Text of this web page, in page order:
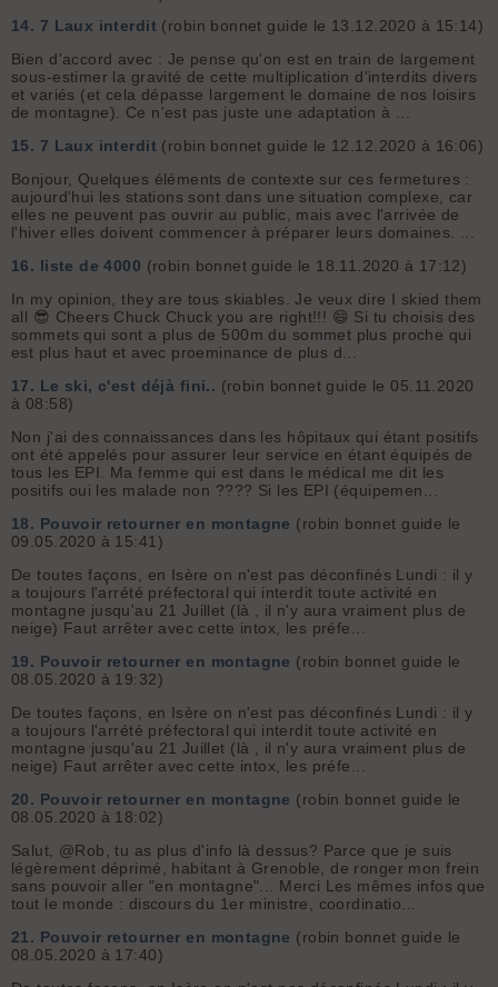
14. 7 Laux interdit (robin bonnet guide le 13.12.2020 à 15:14)
Bien d'accord avec : Je pense qu'on est en train de largement
sous-estimer la gravité de cette multiplication d'interdits divers
et variés (et cela dépasse largement le domaine de nos loisirs
de montagne). Ce n'est pas juste une adaptation à ...
15. 7 Laux interdit (robin bonnet guide le 12.12.2020 à 16:06)
Bonjour, Quelques éléments de contexte sur ces fermetures :
aujourd'hui les stations sont dans une situation complexe, car
elles ne peuvent pas ouvrir au public, mais avec l'arrivée de
l'hiver elles doivent commencer à préparer leurs domaines. ...
16. liste de 4000 (robin bonnet guide le 18.11.2020 à 17:12)
In my opinion, they are tous skiables. Je veux dire I skied them
all 😎 Cheers Chuck Chuck you are right!!! 😄 Si tu choisis des
sommets qui sont a plus de 500m du sommet plus proche qui
est plus haut et avec proeminance de plus d...
17. Le ski, c'est déjà fini.. (robin bonnet guide le 05.11.2020
à 08:58)
Non j'ai des connaissances dans les hôpitaux qui étant positifs
ont été appelés pour assurer leur service en étant équipés de
tous les EPI. Ma femme qui est dans le médical me dit les
positifs oui les malade non ???? Si les EPI (équipemen...
18. Pouvoir retourner en montagne (robin bonnet guide le
09.05.2020 à 15:41)
De toutes façons, en Isère on n'est pas déconfinés Lundi : il y
a toujours l'arrété préfectoral qui interdit toute activité en
montagne jusqu'au 21 Juillet (là , il n'y aura vraiment plus de
neige) Faut arrêter avec cette intox, les préfe...
19. Pouvoir retourner en montagne (robin bonnet guide le
08.05.2020 à 19:32)
De toutes façons, en Isère on n'est pas déconfinés Lundi : il y
a toujours l'arrété préfectoral qui interdit toute activité en
montagne jusqu'au 21 Juillet (là , il n'y aura vraiment plus de
neige) Faut arrêter avec cette intox, les préfe...
20. Pouvoir retourner en montagne (robin bonnet guide le
08.05.2020 à 18:02)
Salut, @Rob, tu as plus d'info là dessus? Parce que je suis
légèrement déprimé, habitant à Grenoble, de ronger mon frein
sans pouvoir aller "en montagne"... Merci Les mêmes infos que
tout le monde : discours du 1er ministre, coordinatio...
21. Pouvoir retourner en montagne (robin bonnet guide le
08.05.2020 à 17:40)